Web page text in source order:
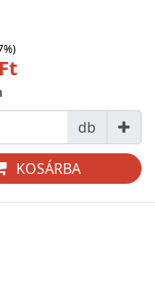
db
KOSÁRBA